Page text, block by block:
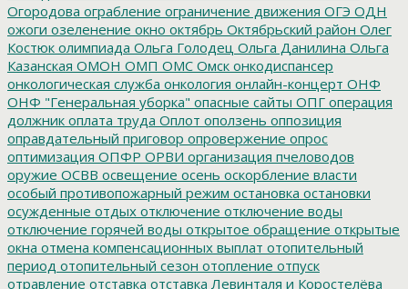
Огородова ограбление ограничение движения ОГЭ ОДН
ожоги озеленение окно октябрь Октябрьский район Олег
Костюк олимпиада Ольга Голодец Ольга Данилина Ольга
Казанская ОМОН ОМП ОМС Омск онкодиспансер
онкологическая служба онкология онлайн-концерт ОНФ
ОНФ "Генеральная уборка" опасные сайты ОПГ операция
должник оплата труда Оплот оползень оппозиция
оправдательный приговор опровержение опрос
оптимизация ОПФР ОРВИ организация пчеловодов
оружие ОСВВ освещение осень оскорбление власти
особый противопожарный режим остановка остановки
осужденные отдых отключение отключение воды
отключение горячей воды открытое обращение открытые
окна отмена компенсационных выплат отопительный
период отопительный сезон отопление отпуск
отравление отставка отставка Левинталя и Коростелёва